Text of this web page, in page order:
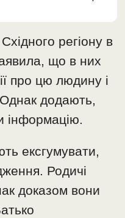
регіону в
що в них
про цю людину і
додають,
інформацію.
ексгумувати,
Родичі
доказом вони